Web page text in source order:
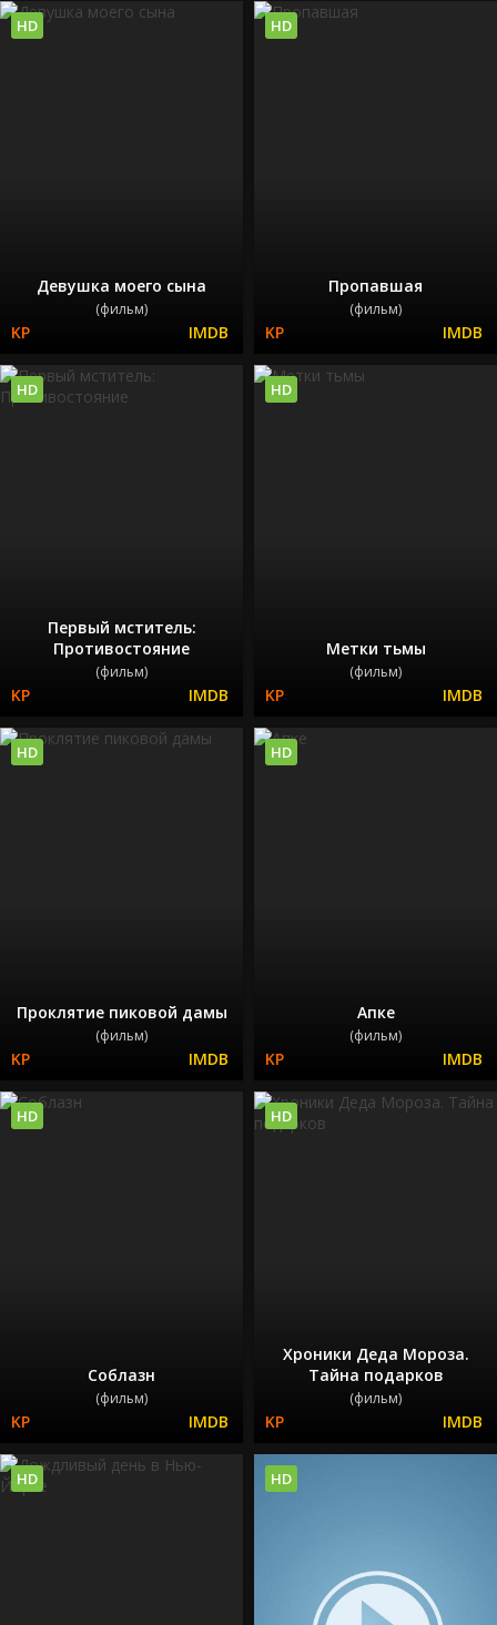
Девушка моего сына
(фильм)
HD
Пропавшая
(фильм)
HD
Первый мститель:
Противостояние
(фильм)
HD
Метки тьмы
(фильм)
HD
Проклятие пиковой дамы
(фильм)
HD
Апке
(фильм)
HD
Соблазн
(фильм)
HD
Хроники Деда Мороза.
Тайна подарков
(фильм)
HD
HD HD